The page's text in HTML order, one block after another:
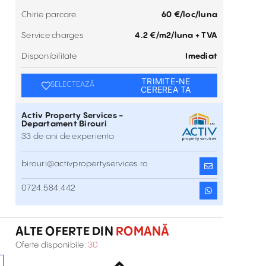
Chirie parcare 60 €/loc/luna
Service charges 4.2 €/m2/luna + TVA
Disponibilitate Imediat
SELECTEAZĂ
TRIMITE-NE
CEREREA TA
Activ Property Services -
Departament Birouri
33 de ani de experienta
birouri@activpropertyservices.ro
0724.584.442
ALTE OFERTE DIN ROMANĂ
Oferte disponibile: 30
Inchiriere
Birouri de inchiriat in Regus Rosetti
Birouri De Închiriat În Astoria Business
Center
Str. Dionisie Lupu 64 , Romană , București